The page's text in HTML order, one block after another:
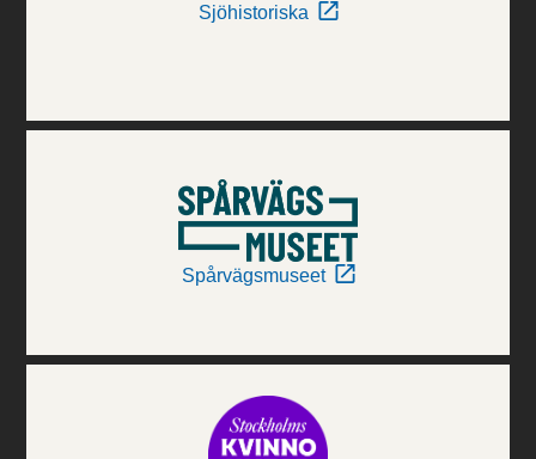
Sjöhistoriska
Spårvägsmuseet